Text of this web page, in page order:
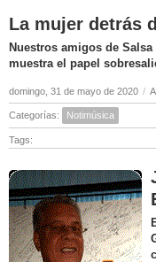
La mujer detrás
Nuestros amigos de
muestra el papel
domingo, 31 de mayo de 2020 /
Categorías: Notimúsica
Tags: